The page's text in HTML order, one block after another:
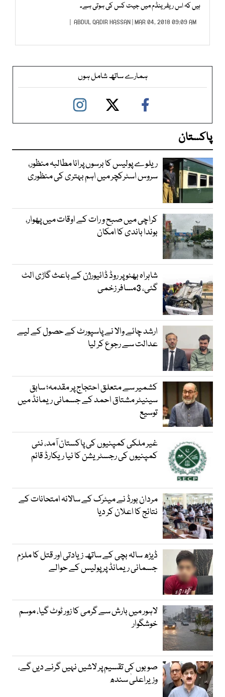
ہیں کہ اس ریفرینڈم میں جیت کس کی ہوتی ہے۔
ABDUL QADIR HASSAN| MAR 04, 2018 09:09 AM |
ہمارے ساتھ شامل ہوں
پاکستان
ریلوے پولیس کا برسوں پرانا مطالبہ منظور،
سروس اسٹرکچر میں اہم بہتری کی منظوری
کراچی میں صبح و رات کے اوقات میں پھوار،
بوندا باندی کا امکان
شاہراہ بھٹو پر روڈ ڈائیورژن کے باعث گاڑی الٹ
گئی، 3مسافر زخمی
ارشد چائے والا نے پاسپورٹ کے حصول کے لیے
عدالت سے رجوع کر لیا
کشمیر سے متعلق احتجاج پر مقدمہ؛ سابق
سینیٹر مشتاق احمد کے جسمانی ریمانڈ میں
توسیع
غیر ملکی کمپنیوں کی پاکستان آمد، نئی
کمپنیوں کی رجسٹریشن کا نیا ریکارڈ قائم
مردان بورڈ نے میٹرک کے سالانہ امتحانات کے
نتائج کا اعلان کر دیا
ڈیڑھ سالہ بچی کے ساتھ زیادتی اور قتل کا ملزم
جسمانی ریمانڈ پر پولیس کے حوالے
لاہور میں بارش سے گرمی کا زور ٹوٹ گیا، موسم
خوشگوار
صوبوں کی تقسیم پر لاشیں نہیں گرنے دیں گے،
وزیراعلیٰ سندھ